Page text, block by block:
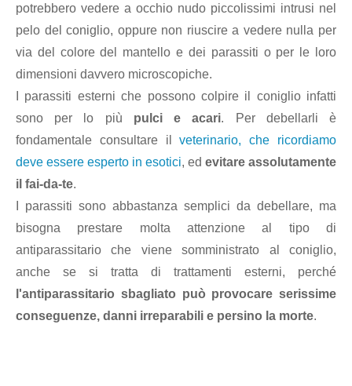
potrebbero vedere a occhio nudo piccolissimi intrusi nel
pelo del coniglio, oppure non riuscire a vedere nulla per
via del colore del mantello e dei parassiti o per le loro
dimensioni davvero microscopiche.
I parassiti esterni che possono colpire il coniglio infatti
sono per lo più pulci e acari. Per debellarli è
fondamentale consultare ilveterinario, che ricordiamo
deve essere esperto in esotici, ed evitare assolutamente
il fai-da-te.
I parassiti sono abbastanza semplici da debellare, ma
bisogna prestare molta attenzione al tipo di
antiparassitario che viene somministrato al coniglio,
anche se si tratta di trattamenti esterni, perché
l'antiparassitario sbagliato può provocare serissime
conseguenze, danni irreparabili e persino la morte.